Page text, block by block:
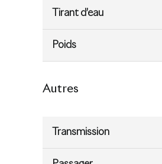
Tirant d’eau
Poids
Autres
Transmission